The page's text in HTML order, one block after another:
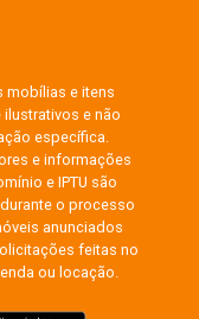
mobílias e itens
e não
específica.
e informações
e IPTU são
o processo
anunciados
feitas no
ou locação.